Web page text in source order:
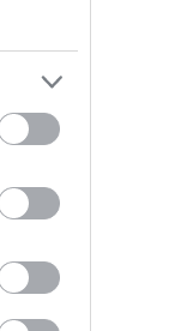
στα
37 σπίτια
στο
| 17:40